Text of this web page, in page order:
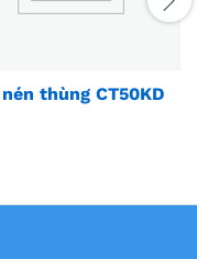
thùng CT50KD